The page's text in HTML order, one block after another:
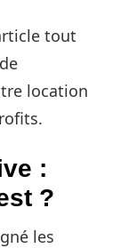
tout
location
:
?
les